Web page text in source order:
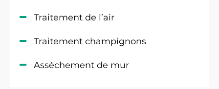
Traitement de l’air
Traitement champignons
Assèchement de mur